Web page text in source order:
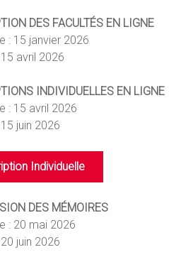
DES FACULTÉS EN LIGNE
: 15 janvier 2026
avril 2026
INDIVIDUELLES EN LIGNE
: 15 avril 2026
juin 2026
Individuelle
DES MÉMOIRES
: 20 mai 2026
juin 2026